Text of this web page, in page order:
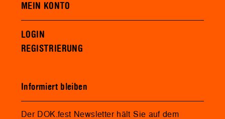
MEIN KONTO
LOGIN
REGISTRIERUNG
Informiert bleiben
Der DOK.fest Newsletter hält Sie auf dem